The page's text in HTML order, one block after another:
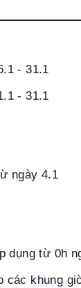
- 31.1
- 31.1
ngày 4.1
dụng từ 0h
khung